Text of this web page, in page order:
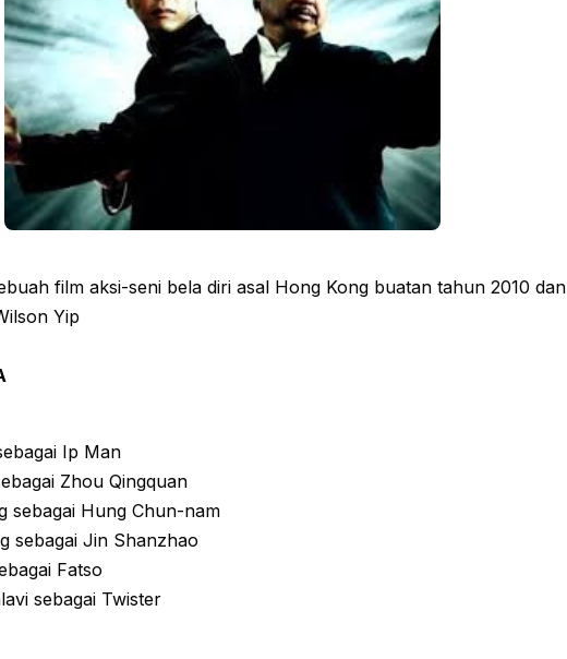
film aksi-seni bela diri asal Hong Kong buatan tahun 2010 dan
Yip
Ip Man
Zhou Qingquan
sebagai Hung Chun-nam
sebagai Jin Shanzhao
Fatso
sebagai Twister